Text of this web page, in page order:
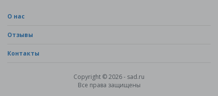
О нас
Отзывы
Контакты
Copyright © 2026 - sad.ru
Все права защищены